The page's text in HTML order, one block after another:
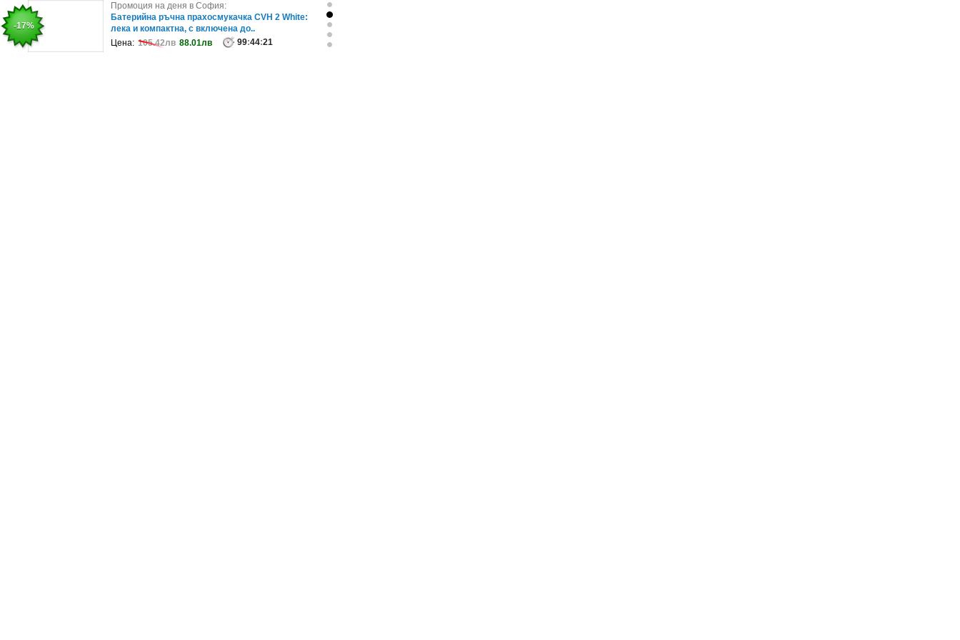
-20%
Промоция на деня в Плевен:
Рафтинг по река Струма с инструктор и
екипировка, плюс въжена градина и сп..
Цена: 107.57лв 86.06лв 99:44:21
-17%
Промоция на деня в София:
Батерийна ръчна прахосмукачка CVH 2 White:
лека и компактна, с включена до..
Цена: 105.42лв 88.01лв 99:44:21